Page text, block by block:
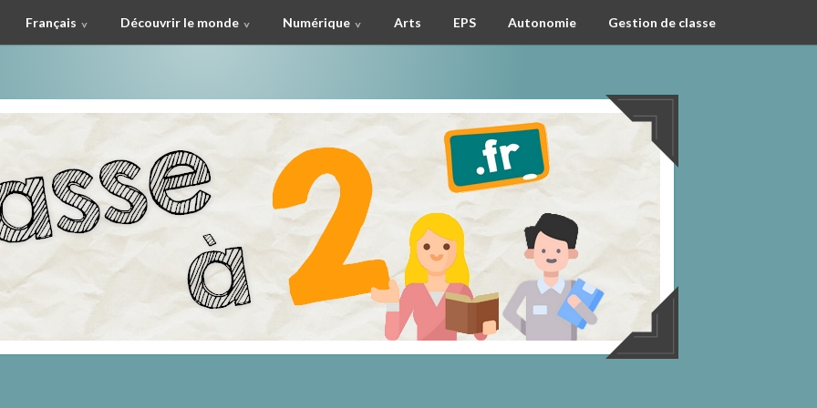
Français Découvrir le monde Numérique Arts EPS Autonomie Gestion de classe